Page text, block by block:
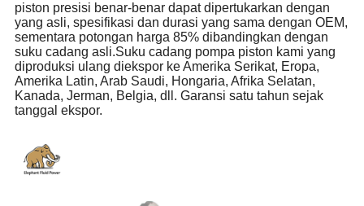
piston presisi benar-benar dapat dipertukarkan dengan
yang asli, spesifikasi dan durasi yang sama dengan OEM,
sementara potongan harga 85% dibandingkan dengan
suku cadang asli.Suku cadang pompa piston kami yang
diproduksi ulang diekspor ke Amerika Serikat, Eropa,
Amerika Latin, Arab Saudi, Hongaria, Afrika Selatan,
Kanada, Jerman, Belgia, dll. Garansi satu tahun sejak
tanggal ekspor.